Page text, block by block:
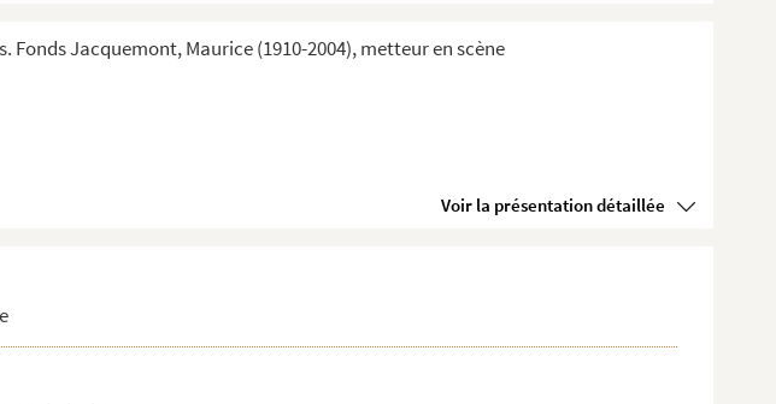
Jacquemont, Maurice (1910-2004), metteur en scène
Voir la présentation détaillée